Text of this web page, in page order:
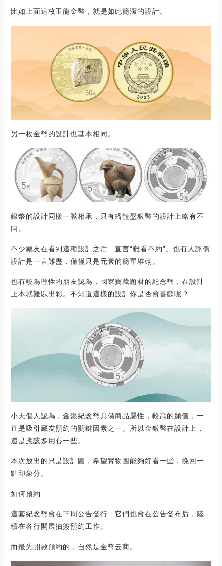
比如上面這枚玉龍金幣，就是如此簡潔的設計。
另一枚金幣的設計也基本相同。
銀幣的設計同樣一脈相承，只有蟠龍盤銀幣的設計上略有不
同。
不少藏友在看到這種設計之后，直言“難看不約”。也有人評價
設計是一言難盡，僅僅只是元素的簡單堆砌。
也有較為理性的朋友認為，國家寶藏題材的紀念幣，在設計
上本就難以出彩。不知道這樣的設計你是否會喜歡呢？
小天個人認為，金銀紀念幣具備商品屬性，較高的顏值，一
直是吸引藏友預約的關鍵因素之一。所以金銀幣在設計上，
還是應該多用心一些。
本次放出的只是設計圖，希望實物圖能夠好看一些，挽回一
點印象分。
如何預約
這套紀念幣會在下周公告發行，它們也會在公告發布后，陸
續在各行開展抽簽預約工作。
而最先開啟預約的，自然是金幣云商。